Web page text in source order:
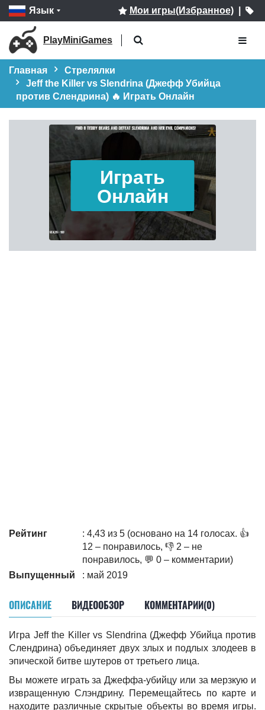
Язык Мои игры(Избранное)|
PlayMiniGames
Главная
Стрелялки
Jeff the Killer vs Slendrina (Джефф Убийца
против Слендрина) 🔥 Играть Онлайн
Играть
Онлайн
Рейтинг
: 4,43 из 5 (основано на 14 голосах. 👍
12 – понравилось, 👎 2 – не
понравилось, 💬 0 – комментарии)
Выпущенный
: май 2019
ОПИСАНИЕ ВИДЕООБЗОР КОММЕНТАРИИ(0)
Игра Jeff the Killer vs Slendrina (Джефф Убийца против
Слендрина) объединяет двух злых и подлых злодеев в
эпической битве шутеров от третьего лица.
Вы можете играть за Джеффа-убийцу или за мерзкую и
извращенную Слэндрину. Перемещайтесь по карте и
находите различные скрытые объекты во время игры.